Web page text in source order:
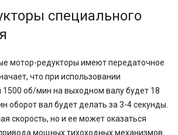
специального
мотор-редукторы имеют передаточное
что при использовании
1500 об/мин на выходном валу будет 18
оборот вал будет делать за 3-4 секунды.
скорость, но и ее может оказаться
мощных тихоходных механизмов.